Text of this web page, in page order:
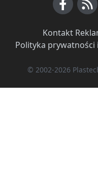
Kontakt·
Polityka prywatności
© 2002-2026